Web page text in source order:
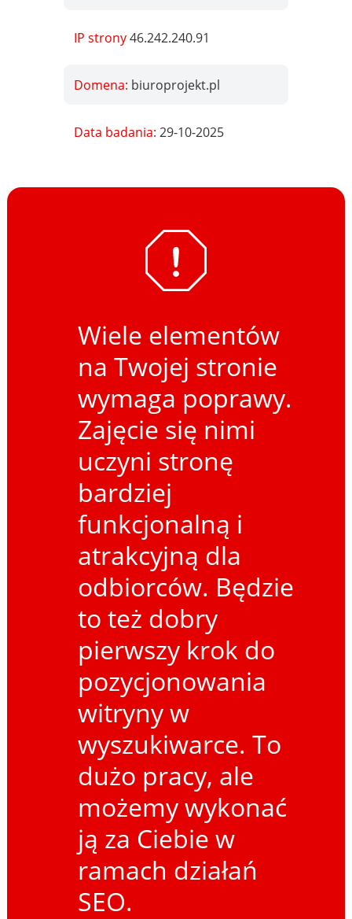
IP strony46.242.240.91
Domena: biuroprojekt.pl
Data badania:29-10-2025
Wiele elementów
na Twojej stronie
wymaga poprawy.
Zajęcie się nimi
uczyni stronę
bardziej
funkcjonalną i
atrakcyjną dla
odbiorców. Będzie
to też dobry
pierwszy krok do
pozycjonowania
witryny w
wyszukiwarce. To
dużo pracy, ale
możemy wykonać
ją za Ciebie w
ramach działań
SEO.